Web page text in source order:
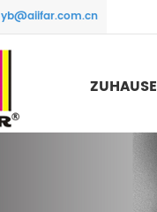
yb@aiifar.com.cn
ZUHAUSE